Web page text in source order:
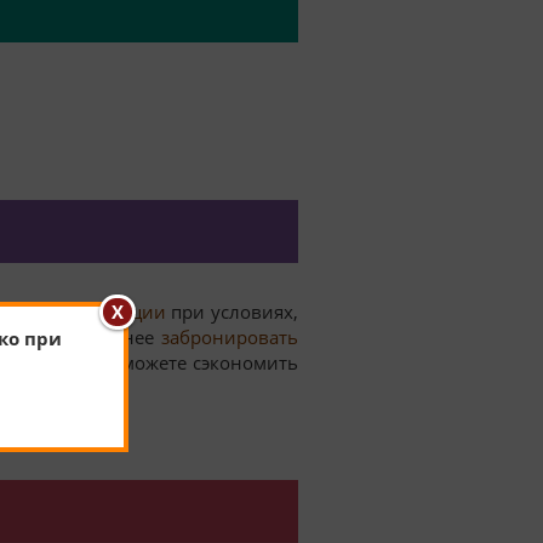
отдыха в Турции при условиях,
Нужно заранее забронировать
- вы сможете сэкономить
при